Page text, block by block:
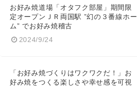
お好み焼道場「オタフク部屋」期間限
定オープンＪＲ両国駅 ”幻の３番線ホー
ム” でお好み焼稽古
2024/9/24
「お好み焼づくりはワクワクだ！」お
好み焼をつくる楽しさや幸せ感を可視